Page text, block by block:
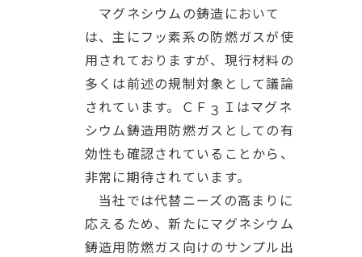
マグネシウムの鋳造において
は、主にフッ素系の防燃ガスが使
用されておりますが、現行材料の
多くは前述の規制対象として議論
されています。ＣＦ ３ Ｉはマグネ
シウム鋳造用防燃ガスとしての有
効性も確認されていることから、
非常に期待されています。
当社では代替ニーズの高まりに
応えるため、新たにマグネシウム
鋳造用防燃ガス向けのサンプル出